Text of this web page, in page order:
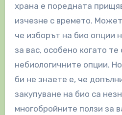
храна е поредната
изчезне с времето.
че изборът на био опции
за вас, особено когато
небиологичните опции.
би не знаете е, че
закупуване на био са
многобройните ползи за